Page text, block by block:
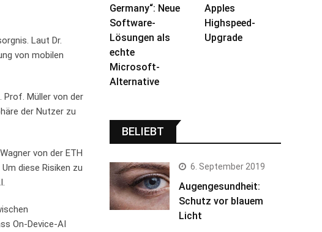
Laut⁣ Dr.
von ⁢mobilen
Prof. Müller von der
der Nutzer ‍zu
⁤von der ETH
diese Risiken⁤ zu​
On-Device-AI
Germany“: Neue
Software-
Lösungen als
echte
Microsoft-
Alternative
Apples
Highspeed-
Upgrade
BELIEBT
6. September 2019
Augengesundheit:
Schutz vor blauem
Licht